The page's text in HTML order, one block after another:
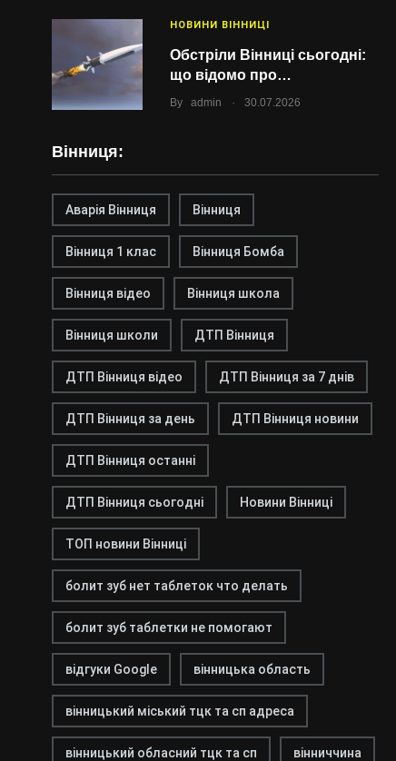
НОВИНИ ВІННИЦІ
Обстріли Вінниці сьогодні:
що відомо про…
By admin . 30.07.2026
Вінниця:
Аварія Вінниця Вінниця
Вінниця 1 клас Вінниця Бомба
Вінниця відео Вінниця школа
Вінниця школи ДТП Вінниця
ДТП Вінниця відео ДТП Вінниця за 7 днів
ДТП Вінниця за день ДТП Вінниця новини
ДТП Вінниця останні
ДТП Вінниця сьогодні Новини Вінниці
ТОП новини Вінниці
болит зуб нет таблеток что делать
болит зуб таблетки не помогают
відгуки Google вінницька область
вінницький міський тцк та сп адреса
вінницький обласний тцк та сп вінниччина